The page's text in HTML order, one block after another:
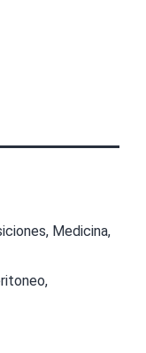
, Medicina,
,